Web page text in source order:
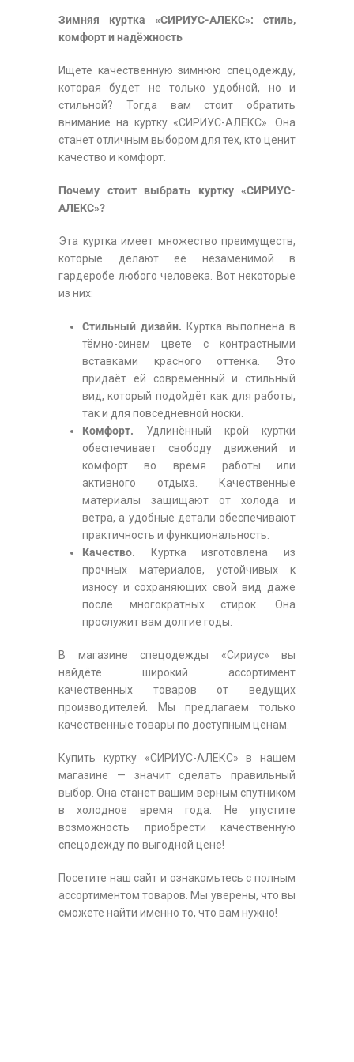
Зимняя куртка «СИРИУС-АЛЕКС»: стиль,
комфорт и надёжность
Ищете качественную зимнюю спецодежду,
которая будет не только удобной, но и
стильной? Тогда вам стоит обратить
внимание на куртку «СИРИУС-АЛЕКС». Она
станет отличным выбором для тех, кто ценит
качество и комфорт.
Почему стоит выбрать куртку «СИРИУС-
АЛЕКС»?
Эта куртка имеет множество преимуществ,
которые делают её незаменимой в
гардеробе любого человека. Вот некоторые
из них:
Стильный дизайн. Куртка выполнена в
тёмно-синем цвете с контрастными
вставками красного оттенка. Это
придаёт ей современный и стильный
вид, который подойдёт как для работы,
так и для повседневной носки.
Комфорт. Удлинённый крой куртки
обеспечивает свободу движений и
комфорт во время работы или
активного отдыха. Качественные
материалы защищают от холода и
ветра, а удобные детали обеспечивают
практичность и функциональность.
Качество. Куртка изготовлена из
прочных материалов, устойчивых к
износу и сохраняющих свой вид даже
после многократных стирок. Она
прослужит вам долгие годы.
В магазине спецодежды «Сириус» вы
найдёте широкий ассортимент
качественных товаров от ведущих
производителей. Мы предлагаем только
качественные товары по доступным ценам.
Купить куртку «СИРИУС-АЛЕКС» в нашем
магазине — значит сделать правильный
выбор. Она станет вашим верным спутником
в холодное время года. Не упустите
возможность приобрести качественную
спецодежду по выгодной цене!
Посетите наш сайт и ознакомьтесь с полным
ассортиментом товаров. Мы уверены, что вы
сможете найти именно то, что вам нужно!